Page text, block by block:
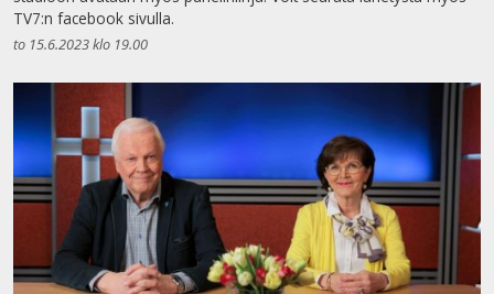
TV7:n facebook sivulla.
to 15.6.2023 klo 19.00